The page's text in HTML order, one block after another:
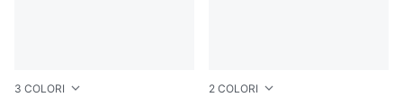
3 COLORI 2 COLORI